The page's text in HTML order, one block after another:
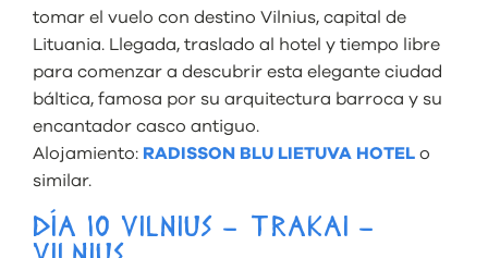
tomar el vuelo con destino Vilnius, capital de
Lituania. Llegada, traslado al hotel y tiempo libre
para comenzar a descubrir esta elegante ciudad
báltica, famosa por su arquitectura barroca y su
encantador casco antiguo.
Alojamiento: RADISSON BLU LIETUVA HOTEL o
similar.
DÍA 10 VILNIUS – TRAKAI –